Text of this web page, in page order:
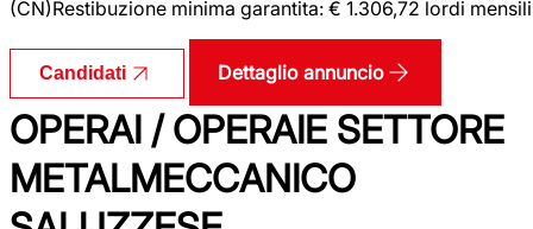
(CN)Restibuzione minima garantita: € 1.306,72 lordi mensili
Candidati Dettaglio annuncio
OPERAI / OPERAIE SETTORE
METALMECCANICO